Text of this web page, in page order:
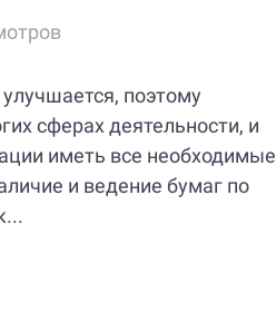
поэтому
сферах деятельности, и
иметь все необходимые
и ведение бумаг по